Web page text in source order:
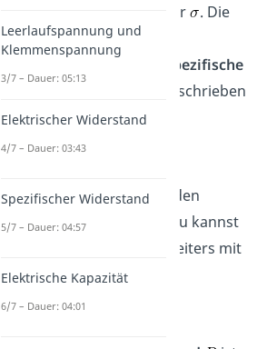
Im Folgenden benutzen wir
. Die
Formel derelektrische
spezifische
genannt, wird beschrieben
durch
Dabei nennt man (Rho) den
spezifische Widerstand
. Du kannst
eines Leiters mit
seinen Parametern durch
Leerlaufspannung und
Klemmenspannung
3/7 – Dauer: 05:13
Elektrischer Widerstand
4/7 – Dauer: 03:43
Spezifischer Widerstand
5/7 – Dauer: 04:57
Elektrische Kapazität
6/7 – Dauer: 04:01